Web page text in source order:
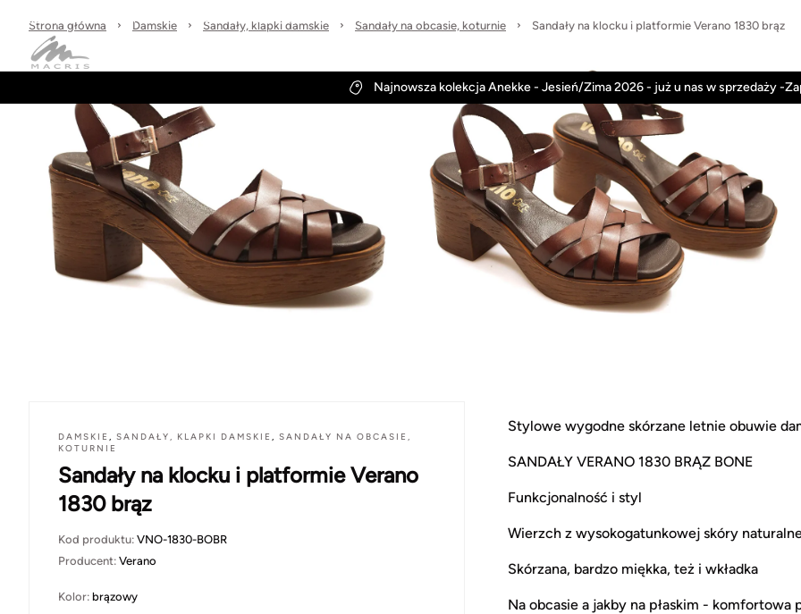
30 dni na zwrot Wysyłka w 24h
Najnowsza kolekcja Anekke - Jesień/Zima 2026 - już u nas w sprzedaży -
Strona główna Damskie Sandały, klapki damskie Sandały na obcasie, koturnie Sandały na klocku i platformie Verano 1830 brąz
DAMSKIE , SANDAŁY, KLAPKI DAMSKIE , SANDAŁY NA OBCASIE,
KOTURNIE
Sandały na klocku i platformie Verano
1830 brąz
Kod produktu: VNO-1830-BOBR
Producent: Verano
Kolor: brązowy
Stylowe wygodne skórzane letnie obuwie
SANDAŁY VERANO 1830 BRĄZ BONE
Funkcjonalność i styl
Wierzch z wysokogatunkowej skóry
Skórzana, bardzo miękka, też i wkładka
Na obcasie a jakby na płaskim - komfortowa